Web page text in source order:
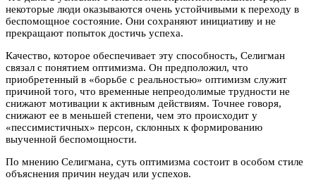
некоторые люди оказываются очень устойчивыми к переходу в
беспомощное состояние. Они сохраняют инициативу и не
прекращают попыток достичь успеха.
Качество, которое обеспечивает эту способность, Селигман
связал с понятием оптимизма. Он предположил, что
приобретенный в «борьбе с реальностью» оптимизм служит
причиной того, что временные непреодолимые трудности не
снижают мотивации к активным действиям. Точнее говоря,
снижают ее в меньшей степени, чем это происходит у
«пессимистичных» персон, склонных к формированию
выученной беспомощности.
По мнению Селигмана, суть оптимизма состоит в особом стиле
объяснения причин неудач или успехов.